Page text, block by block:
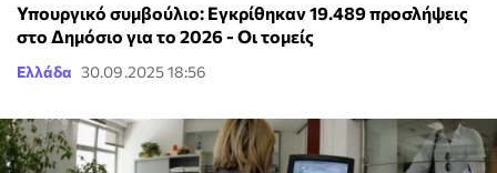
Υπουργικό συμβούλιο: Εγκρίθηκαν 19.489 προσλήψεις
στο Δημόσιο για το 2026 - Οι τομείς
Ελλάδα 30.09.2025 18:56